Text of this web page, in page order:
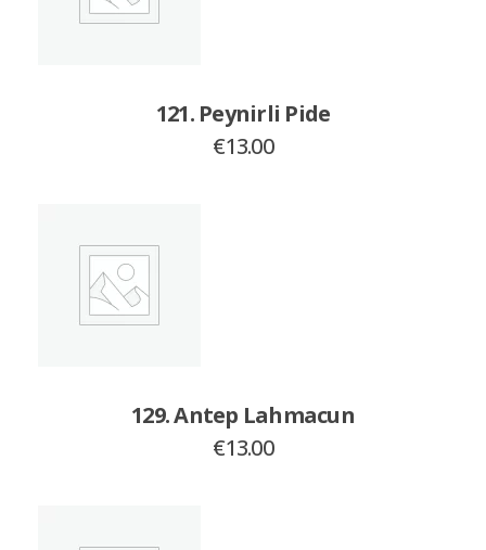
121. Peynirli Pide
€13.00
129. Antep Lahmacun
€13.00